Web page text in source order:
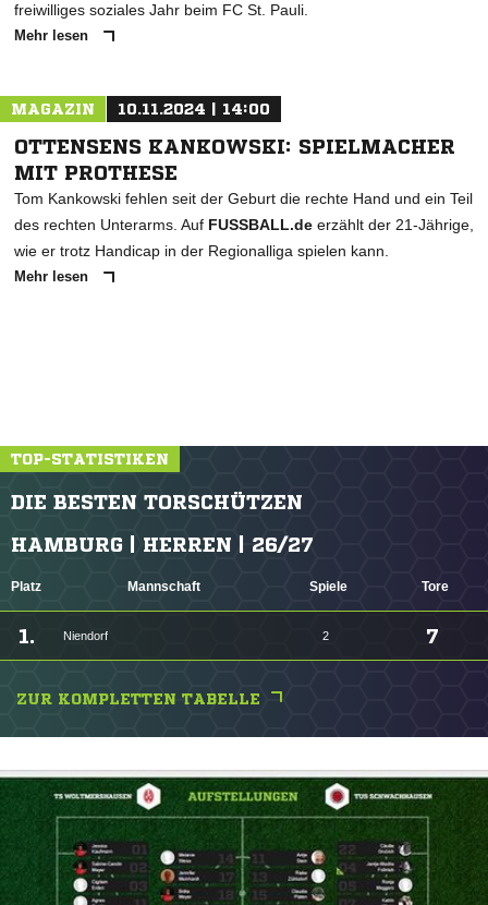
freiwilliges soziales Jahr beim FC St. Pauli.
Mehr lesen
MAGAZIN 10.11.2024 | 14:00
OTTENSENS KANKOWSKI: SPIELMACHER
MIT PROTHESE
Tom Kankowski fehlen seit der Geburt die rechte Hand und ein Teil
des rechten Unterarms. Auf FUSSBALL.de erzählt der 21-Jährige,
wie er trotz Handicap in der Regionalliga spielen kann.
Mehr lesen
TOP-STATISTIKEN
DIE BESTEN TORSCHÜTZEN
HAMBURG | HERREN | 26/27
Platz Mannschaft Spiele Tore
1. Niendorf 2 7
ZUR KOMPLETTEN TABELLE